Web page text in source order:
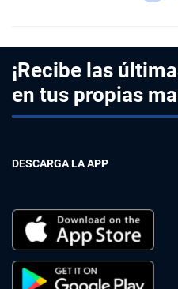
¡Recibe las
en tus propias
DESCARGA LA APP